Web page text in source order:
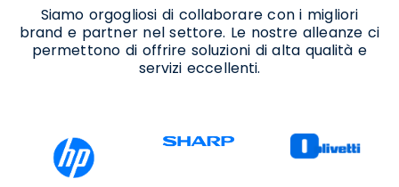
Siamo orgogliosi di collaborare con i migliori
brand e partner nel settore. Le nostre alleanze ci
permettono di offrire soluzioni di alta qualità e
servizi eccellenti.